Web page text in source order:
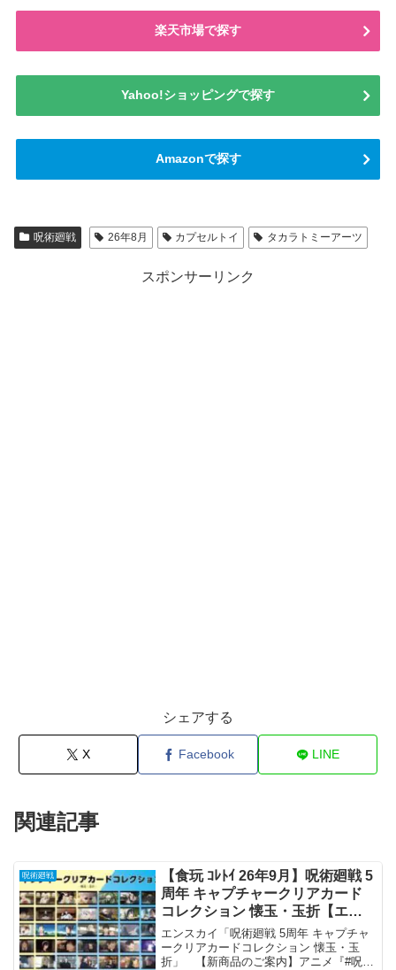
楽天市場で探す
Yahoo!ショッピングで探す
Amazonで探す
呪術廻戦 26年8月 カプセルトイ タカラトミーアーツ
スポンサーリンク
シェアする
X Facebook LINE
関連記事
呪術廻戦
【食玩 ｺﾚﾄｲ 26年9月】呪術廻戦 5
周年 キャプチャークリアカード
コレクション 懐玉・玉折【エン
スカイ】
エンスカイ「呪術廻戦 5周年 キャプチャ
ークリアカードコレクション 懐玉・玉
折」 【新商品のご案内】アニメ『#呪術